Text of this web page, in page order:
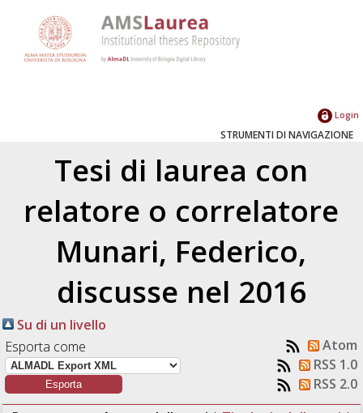
Login
STRUMENTI DI NAVIGAZIONE
Tesi di laurea con
relatore o correlatore
Munari, Federico,
discusse nel 2016
Su di un livello
Esporta come
Atom
RSS 1.0
RSS 2.0